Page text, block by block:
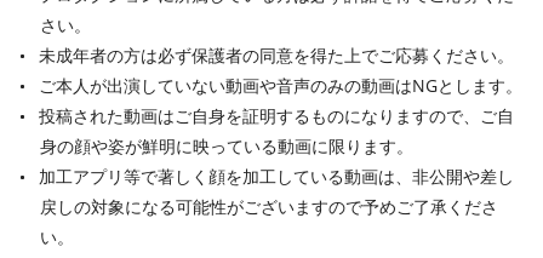
さい。
未成年者の方は必ず保護者の同意を得た上でご応募ください。
ご本人が出演していない動画や音声のみの動画はNGとします。
投稿された動画はご自身を証明するものになりますので、ご自
身の顔や姿が鮮明に映っている動画に限ります。
加工アプリ等で著しく顔を加工している動画は、非公開や差し
戻しの対象になる可能性がございますので予めご了承くださ
い。